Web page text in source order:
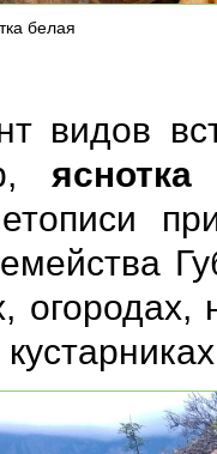
белая
видов